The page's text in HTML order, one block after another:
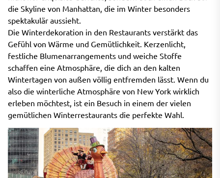
die Skyline von Manhattan, die im Winter besonders
spektakulär aussieht.
Die Winterdekoration in den Restaurants verstärkt das
Gefühl von Wärme und Gemütlichkeit. Kerzenlicht,
festliche Blumenarrangements und weiche Stoffe
schaffen eine Atmosphäre, die dich an den kalten
Wintertagen von außen völlig entfremden lässt. Wenn du
also die winterliche Atmosphäre von New York wirklich
erleben möchtest, ist ein Besuch in einem der vielen
gemütlichen Winterrestaurants die perfekte Wahl.